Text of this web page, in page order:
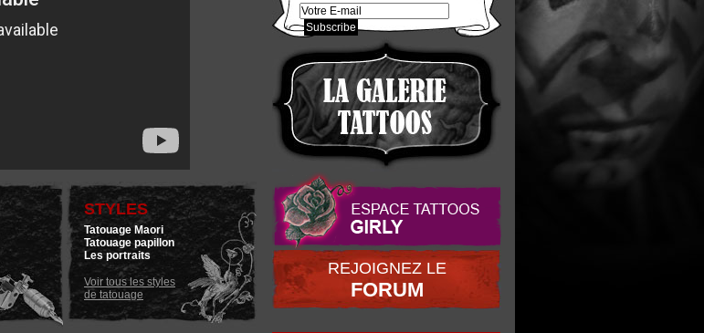
STYLES
Tatouage Maori
Tatouage papillon
Les portraits
Voir tous les styles
de tatouage
REJOIGNEZ LE
FORUM